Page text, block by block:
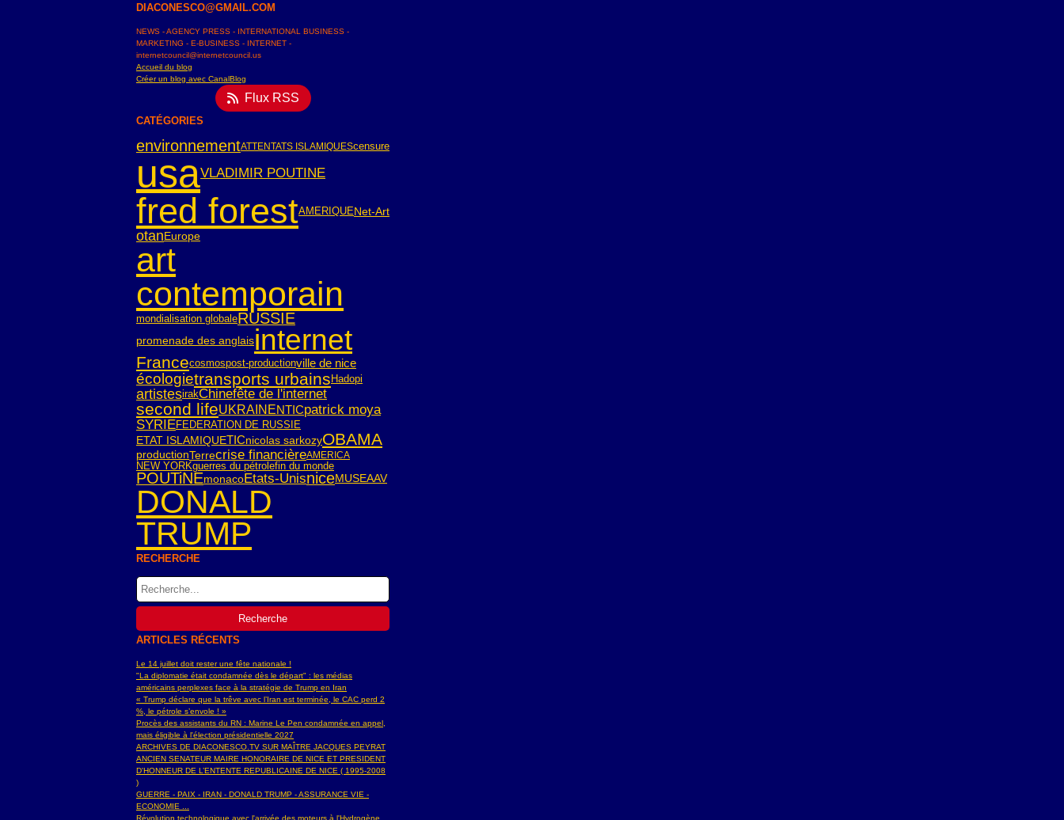
DIACONESCO@GMAIL.COM
NEWS - AGENCY PRESS - INTERNATIONAL BUSINESS -
MARKETING - E-BUSINESS - INTERNET -
internetcouncil@internetcouncil.us
Accueil du blog
Créer un blog avec CanalBlog
Flux RSS
CATÉGORIES
environnementATTENTATS ISLAMIQUEScensure
usaVLADIMIR POUTINE
fred forestAMERIQUENet-Art
otanEurope
art
contemporain
mondialisation globaleRUSSIE
promenade des anglaisinternet
Francecosmospost-productionville de nice
écologietransports urbains Hadopi
artistesirakChinefête de l'internet
second lifeUKRAINENTICpatrick moya
SYRIEFEDERATION DE RUSSIE
ETAT ISLAMIQUETICnicolas sarkozyOBAMA
productionTerrecrise financièreAMERICA
NEW YORKguerres du pétrolefin du monde
POUTiNEmonacoEtats-UnisniceMUSEAAV
DONALD
TRUMP
RECHERCHE
ARTICLES RÉCENTS
Le 14 juillet doit rester une fête nationale !
"La diplomatie était condamnée dès le départ" : les médias
américains perplexes face à la stratégie de Trump en Iran
« Trump déclare que la trêve avec l’Iran est terminée, le CAC perd 2
%, le pétrole s’envole ! »
Procès des assistants du RN : Marine Le Pen condamnée en appel,
mais éligible à l'élection présidentielle 2027
ARCHIVES DE DIACONESCO.TV SUR MAÎTRE JACQUES PEYRAT
ANCIEN SENATEUR MAIRE HONORAIRE DE NICE ET PRESIDENT
D'HONNEUR DE L’ENTENTE REPUBLICAINE DE NICE ( 1995-2008
)
GUERRE - PAIX - IRAN - DONALD TRUMP - ASSURANCE VIE -
ECONOMIE ...
Révolution technologique avec l'arrivée des moteurs à l'Hydrogène